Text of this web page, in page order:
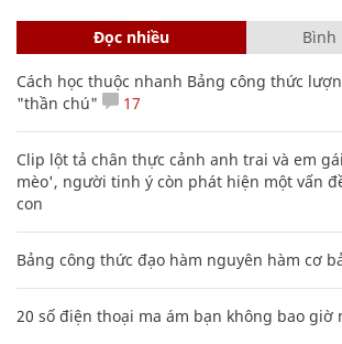
Đọc nhiều Bình
Cách học thuộc nhanh Bảng công thức
"thần chú"
17
Clip lột tả chân thực cảnh anh trai và em
mèo', người tinh ý còn phát hiện một vấn
con
Bảng công thức đạo hàm nguyên hàm cơ
20 số điện thoại ma ám bạn không bao giờ